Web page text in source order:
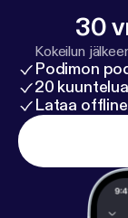
30
Kokeilun
Podimon
20
Lataa